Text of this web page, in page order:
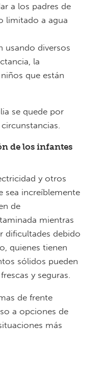
a los padres de
limitado a agua
usando diversos
la
que están
se quede por
de los infantes
y otros
sea increíblemente
de
mientras
dificultades debido
quienes tienen
sólidos pueden
y seguras.
de frente
a opciones de
más